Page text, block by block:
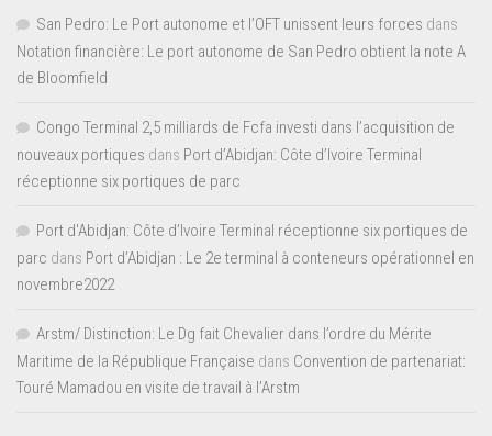
San Pedro: Le Port autonome et l’OFT unissent leurs forces dans
Notation financière: Le port autonome de San Pedro obtient la note A
de Bloomfield
Congo Terminal 2,5 milliards de Fcfa investi dans l’acquisition de
nouveaux portiques dans Port d’Abidjan: Côte d’Ivoire Terminal
réceptionne six portiques de parc
Port d'Abidjan: Côte d’Ivoire Terminal réceptionne six portiques de
parc dans Port d’Abidjan : Le 2e terminal à conteneurs opérationnel en
novembre2022
Arstm/ Distinction: Le Dg fait Chevalier dans l’ordre du Mérite
Maritime de la République Française dans Convention de partenariat:
Touré Mamadou en visite de travail à l’Arstm